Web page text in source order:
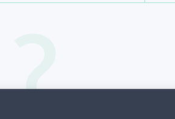
ne correspond à